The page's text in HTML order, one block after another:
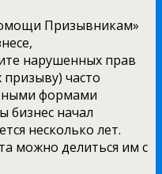
Призывникам»
нарушенных прав
часто
формами
бизнес начал
несколько лет.
можно делиться им с